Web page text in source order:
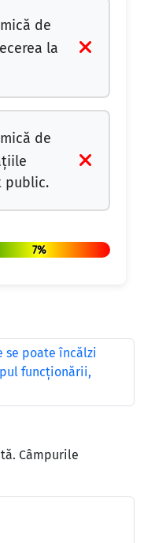
de
la
de
public.
7%
se poate încălzi
funcționării,
Câmpurile